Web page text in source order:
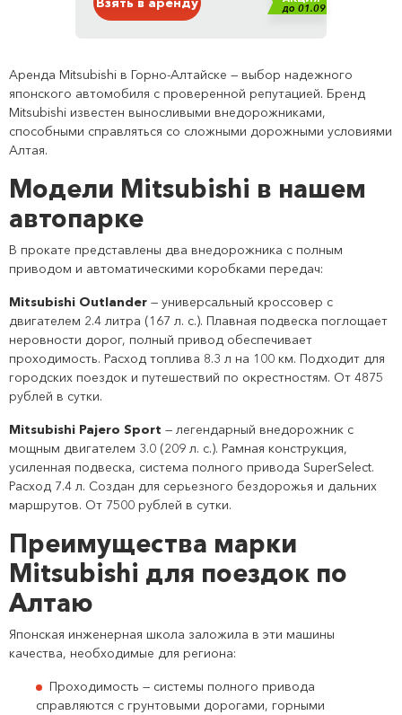
до 01.09
Аренда Mitsubishi в Горно-Алтайске — выбор надежного
японского автомобиля с проверенной репутацией. Бренд
Mitsubishi известен выносливыми внедорожниками,
способными справляться со сложными дорожными условиями
Алтая.
Модели Mitsubishi в нашем
автопарке
В прокате представлены два внедорожника с полным
приводом и автоматическими коробками передач:
Mitsubishi Outlander — универсальный кроссовер с
двигателем 2.4 литра (167 л. с.). Плавная подвеска поглощает
неровности дорог, полный привод обеспечивает
проходимость. Расход топлива 8.3 л на 100 км. Подходит для
городских поездок и путешествий по окрестностям. От 4875
рублей в сутки.
Mitsubishi Pajero Sport — легендарный внедорожник с
мощным двигателем 3.0 (209 л. с.). Рамная конструкция,
усиленная подвеска, система полного привода SuperSelect.
Расход 7.4 л. Создан для серьезного бездорожья и дальних
маршрутов. От 7500 рублей в сутки.
Преимущества марки
Mitsubishi для поездок по
Алтаю
Японская инженерная школа заложила в эти машины
качества, необходимые для региона:
Проходимость — системы полного привода
справляются с грунтовыми дорогами, горными